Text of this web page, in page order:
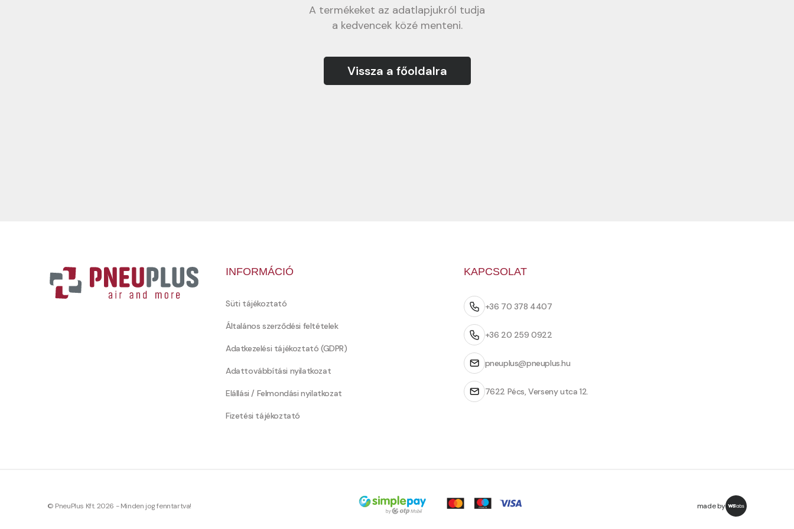
A termékeket az adatlapjukról tudja
a kedvencek közé menteni.
Vissza a főoldalra
INFORMÁCIÓ
Süti tájékoztató
Általános szerződési feltételek
Adatkezelési tájékoztató (GDPR)
Adattovábbítási nyilatkozat
Elállási / Felmondási nyilatkozat
Fizetési tájékoztató
KAPCSOLAT
+36 70 378 4407
+36 20 259 0922
pneuplus@pneuplus.hu
7622 Pécs, Verseny utca 12.
© PneuPlus Kft. 2026 - Minden jog fenntartva! made by